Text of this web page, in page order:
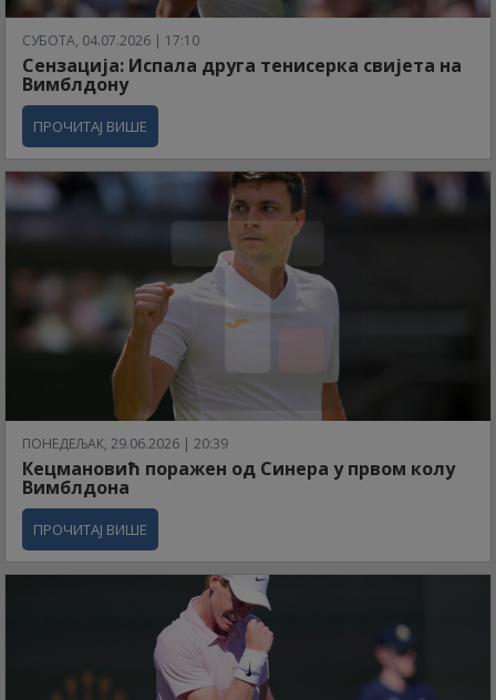
СУБОТА, 04.07.2026 | 17:10
Сензација: Испала друга тенисерка свијета на
Вимблдону
ПРОЧИТАЈ ВИШЕ
ПОНЕДЕЉАК, 29.06.2026 | 20:39
Кецмановић поражен од Синера у првом колу
Вимблдона
ПРОЧИТАЈ ВИШЕ